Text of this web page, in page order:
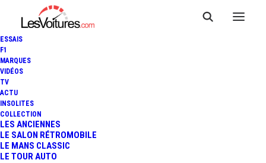
ESSAIS
F1
MARQUES
VIDÉOS
TV
ACTU
INSOLITES
COLLECTION
LES ANCIENNES
LE SALON RÉTROMOBILE
LE MANS CLASSIC
LE TOUR AUTO